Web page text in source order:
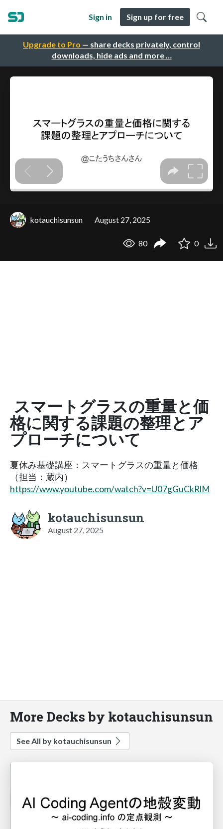
Upgrade to Pro — share decks privately, control
downloads, hide ads and more …
Sign in Sign up for free
kotauchisunsun August 27, 2025
80 0
スマートグラスの重量と価
格に関する課題の整理とア
プローチについて
夏休み基礎講座：スマートグラスの重量と価格
（担当：蔵内）
https://www.youtube.com/watch?v=U07gGuCkRlM
kotauchisunsun
August 27, 2025
More Decks by kotauchisunsun
See All by kotauchisunsun